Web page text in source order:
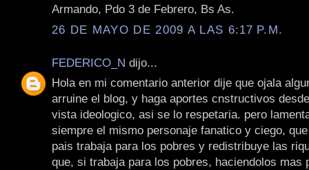
Armando, Pdo 3 de Febrero, Bs As.
26 DE MAYO DE 2009 A LAS 6:17 P.M.
FEDERICO_N dijo...
Hola en mi comentario anterior dije que ojala
arruine el blog, y haga aportes cnstructivos
vista ideologico, asi se lo respetaria. pero
siempre el mismo personaje fanatico y ciego,
pais trabaja para los pobres y redistribuye las
que, si trabaja para los pobres, haciendolos mas